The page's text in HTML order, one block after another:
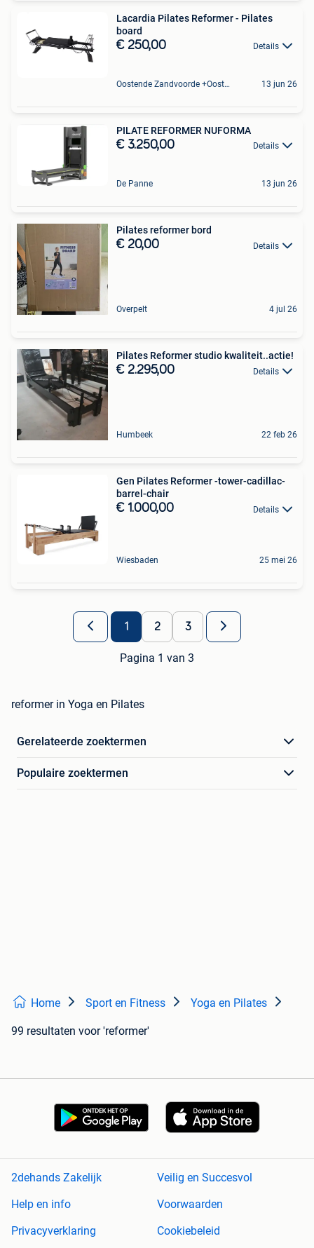
Lacardia Pilates Reformer - Pilates
board
€ 250,00 Details
Oostende Zandvoorde +Oostende 13 jun 26
PILATE REFORMER NUFORMA
€ 3.250,00 Details
De Panne 13 jun 26
Pilates reformer bord
€ 20,00 Details
Overpelt 4 jul 26
Pilates Reformer studio kwaliteit..actie!
€ 2.295,00 Details
Humbeek 22 feb 26
Gen Pilates Reformer -tower-cadillac-
barrel-chair
€ 1.000,00 Details
Wiesbaden 25 mei 26
1 2 3
Pagina 1 van 3
reformer in Yoga en Pilates
Gerelateerde zoektermen
Populaire zoektermen
Home Sport en Fitness Yoga en Pilates
99 resultaten voor 'reformer'
2dehands Zakelijk
Veilig en Succesvol
Help en info
Voorwaarden
Privacyverklaring
Cookiebeleid